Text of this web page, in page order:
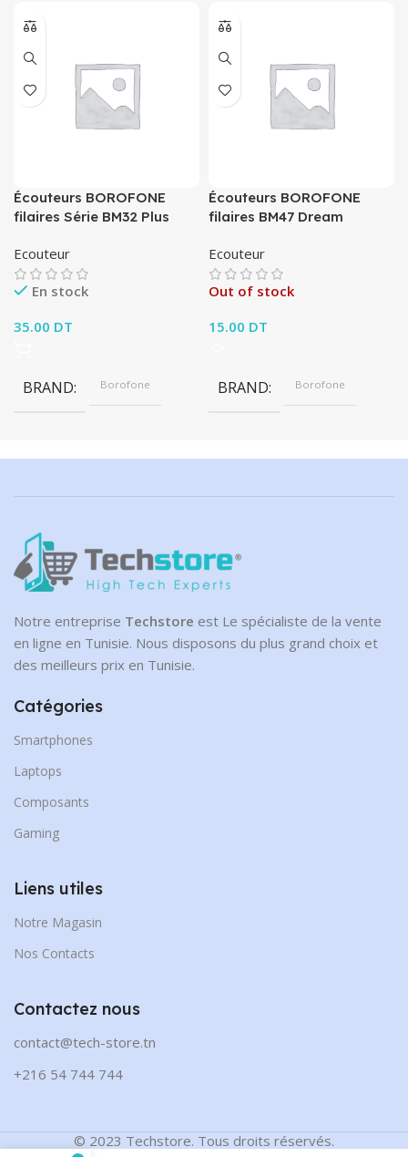
Écouteurs BOROFONE
filaires Série BM32 Plus
Ecouteur
En stock
35.00 DT
BRAND Borofone
Écouteurs BOROFONE
filaires BM47 Dream
Ecouteur
Out of stock
15.00 DT
BRAND Borofone
Notre entreprise Techstore est Le spécialiste de la vente
en ligne en Tunisie. Nous disposons du plus grand choix et
des meilleurs prix en Tunisie.
Catégories
Smartphones
Laptops
Composants
Gaming
Liens utiles
Notre Magasin
Nos Contacts
Contactez nous
contact@tech-store.tn
+216 54 744 744
© 2023 Techstore. Tous droits réservés.